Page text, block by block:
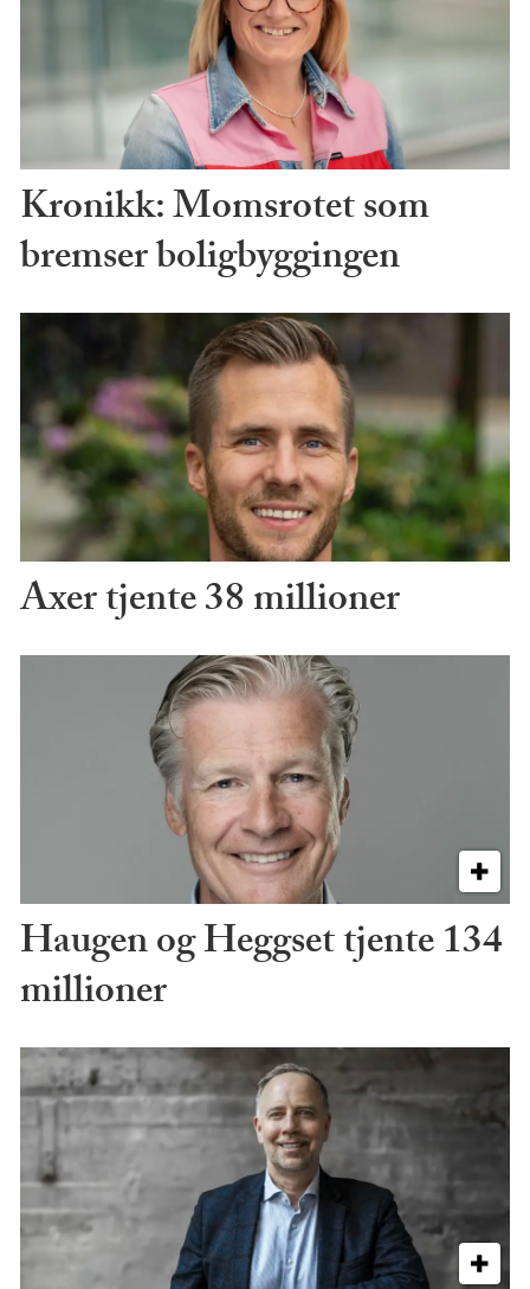
Kronikk: Momsrotet som
bremser boligbyggingen
Axer tjente 38 millioner
Haugen og Heggset tjente 134
millioner